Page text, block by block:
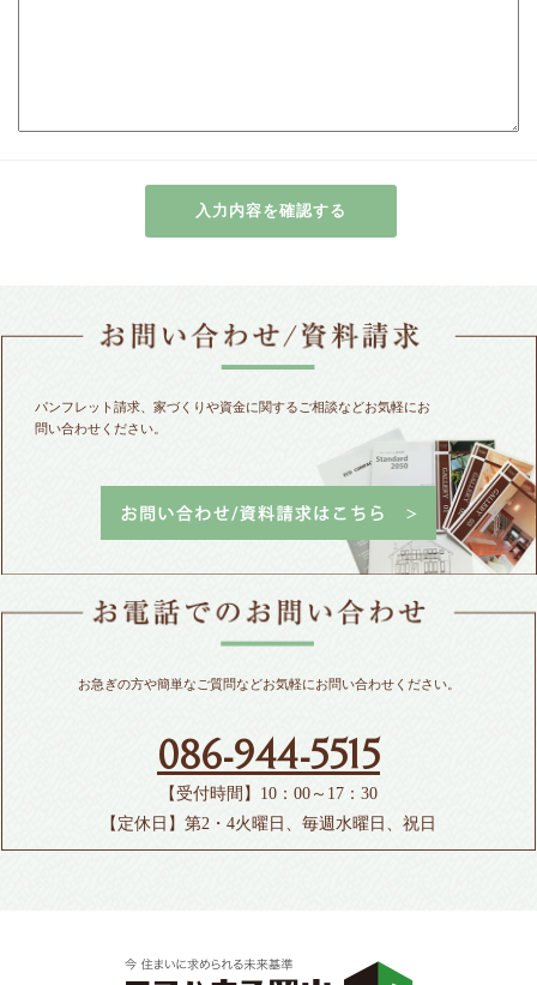
パンフレット請求、家づくりや資金に関するご相談などお気軽にお
問い合わせください。
お急ぎの方や簡単なご質問などお気軽にお問い合わせください。
086-944-5515
【受付時間】10：00～17：30
【定休日】第2・4火曜日、毎週水曜日、祝日